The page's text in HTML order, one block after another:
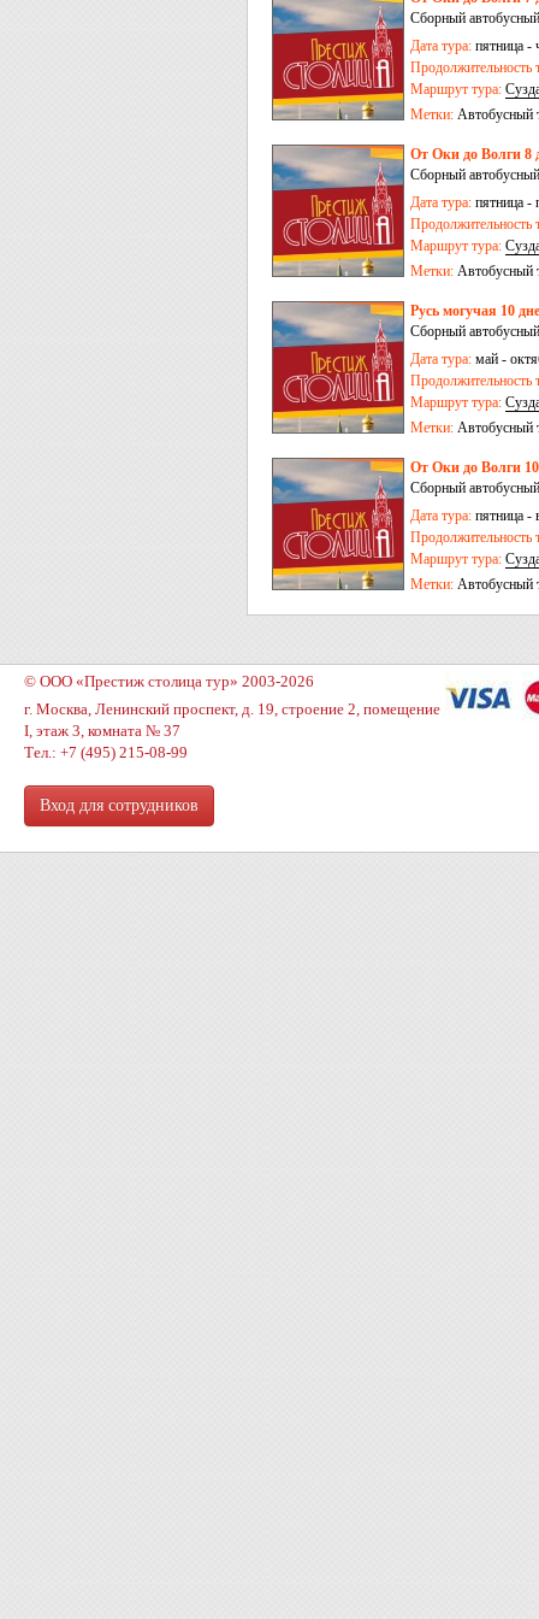
Сборный
Дата тура: пятница -
Продолжительность
Маршрут тура:
Сергиев Посад-
Метки: Автобусный
От Оки до Волги 8
Сборный
Дата тура: пятница -
Продолжительность
Маршрут тура:
Сергиев Посад-
Метки: Автобусный
Русь могучая 10
Сборный
Дата тура: май -
Продолжительность
Маршрут тура:
Залесский-Псков-
Метки: Автобусный
От Оки до Волги
Сборный
Дата тура: пятница -
Продолжительность
Маршрут тура:
Гусь Хрустальный-
Метки: Автобусный
© ООО «Престиж столица тур» 2003-2026
г. Москва, Ленинский проспект, д. 19, строение 2, помещение
I, этаж 3, комната № 37
Тел.: +7 (495) 215-08-99
Вход для сотрудников